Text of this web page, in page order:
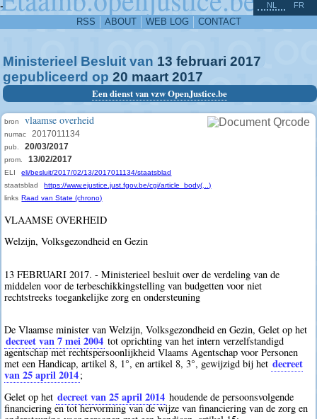
-
RSS ABOUT WEB LOG CONTACT
NL FR
Ministerieel Besluit van 13 februari 2017
gepubliceerd op 20 maart 2017
Een dienst van vzw OpenJustice.be
bron vlaamse overheid
numac 2017011134
pub. 20/03/2017
prom. 13/02/2017
ELI
eli/besluit/2017/02/13/2017011134/staatsblad
staatsblad
https://www.ejustice.just.fgov.be/cgi/article_body(...)
links Raad van State (chrono)
VLAAMSE OVERHEID
Welzijn, Volksgezondheid en Gezin
13 FEBRUARI 2017. - Ministerieel besluit over de verdeling van de
middelen voor de terbeschikkingstelling van budgetten voor niet
rechtstreeks toegankelijke zorg en ondersteuning
De Vlaamse minister van Welzijn, Volksgezondheid en Gezin, Gelet op het
decreet van 7 mei 2004 tot oprichting van het intern verzelfstandigd
agentschap met rechtspersoonlijkheid Vlaams Agentschap voor Personen
met een Handicap, artikel 8, 1°, en artikel 8, 3°, gewijzigd bij het decreet
van 25 april 2014;
Gelet op het decreet van 25 april 2014 houdende de persoonsvolgende
financiering en tot hervorming van de wijze van financiering van de zorg en
^